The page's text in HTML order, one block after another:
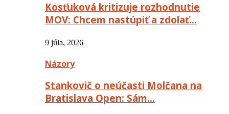
Kosťuková kritizuje rozhodnutie
MOV: Chcem nastúpiť a zdolať…
9 júla, 2026
Názory
Stankovič o neúčasti Molčana na
Bratislava Open: Sám…